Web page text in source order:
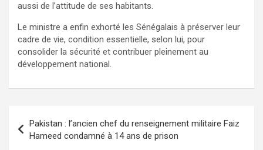
aussi de l’attitude de ses habitants.
Le ministre a enfin exhorté les Sénégalais à préserver leur
cadre de vie, condition essentielle, selon lui, pour
consolider la sécurité et contribuer pleinement au
développement national.
Pakistan : l’ancien chef du renseignement militaire Faiz
Hameed condamné à 14 ans de prison